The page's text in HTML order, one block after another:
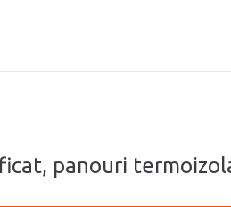
panouri